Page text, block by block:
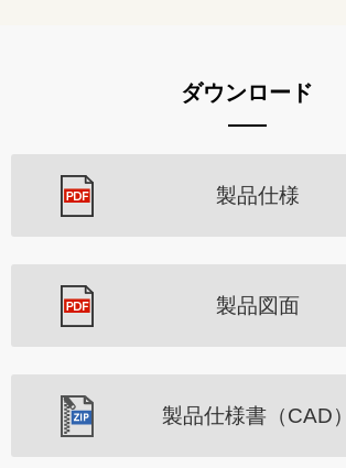
ダウンロード
製品仕様
製品図面
製品仕様書（CAD）